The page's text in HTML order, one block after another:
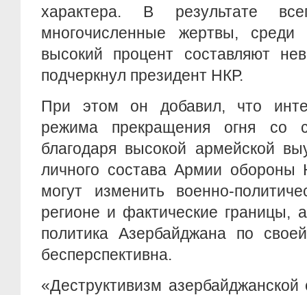
характера. В результате
многочисленные жертвы, среди
высокий процент составляют
подчеркнул президент НКР.
При этом он добавил, что
режима прекращения огня со
благодаря высокой армейской
личного состава Армии
могут изменить военно-
регионе и фактические границы,
политика Азербайджана по
бесперспективна.
«Деструктивизм азербайджанской